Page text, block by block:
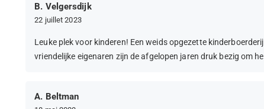
B. Velgersdijk
22 juillet 2023
Leuke plek voor kinderen! Een weids opgezette
vriendelijke eigenaren zijn de afgelopen jaren druk bezig om
A. Beltman